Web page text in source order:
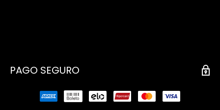
PAGO SEGURO